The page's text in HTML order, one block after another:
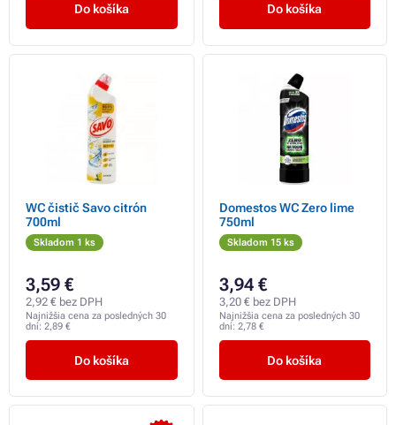
Do košíka Do košíka
WC čistič Savo citrón
700ml
Skladom 1 ks
3,59 €
2,92 € bez DPH
Najnižšia cena za posledných 30
dní: 2,89 €
Do košíka
Domestos WC Zero lime
750ml
Skladom 15 ks
3,94 €
3,20 € bez DPH
Najnižšia cena za posledných 30
dní: 2,78 €
Do košíka